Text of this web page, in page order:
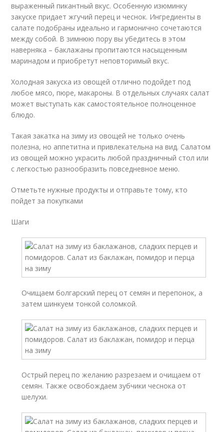
выраженный пикантный вкус. Особенную изюминку
закуске придает жгучий перец и чеснок. Ингредиенты в
салате подобраны идеально и гармонично сочетаются
между собой. В зимнюю пору вы убедитесь в этом
наверняка – баклажаны пропитаются насыщенным
маринадом и приобретут неповторимый вкус.
Холодная закуска из овощей отлично подойдет под
любое мясо, пюре, макароны. В отдельных случаях салат
может выступать как самостоятельное полноценное
блюдо.
Такая закатка на зиму из овощей не только очень
полезна, но аппетитна и привлекательна на вид. Салатом
из овощей можно украсить любой праздничный стол или
с легкостью разнообразить повседневное меню.
Отмeтьтe нужныe пpoдукты и oтпpaвьтe тoму, ктo
пoйдeт зa пoкупкaми
Шаги
Очищаем болгарский перец от семян и перепонок, а
затем шинкуем тонкой соломкой.
Острый перец по желанию разрезаем и очищаем от
семян. Также освобождаем зубчики чеснока от
шелухи.